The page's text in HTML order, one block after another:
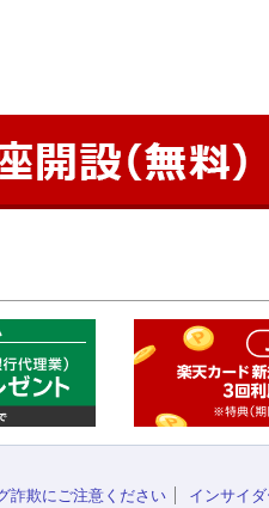
詐欺にご注意ください インサイ